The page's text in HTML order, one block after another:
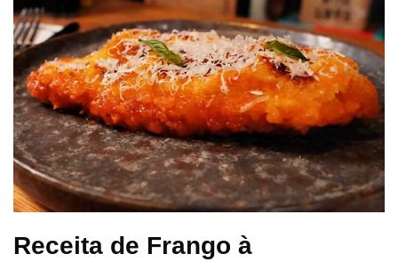
Receita de Frango à